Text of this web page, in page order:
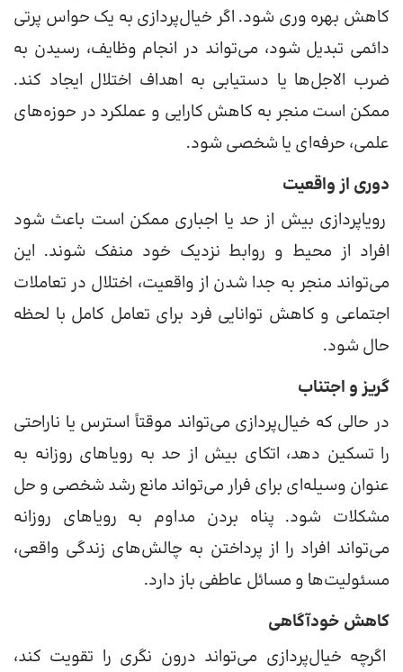
کاهش بهره وری شود. اگر خیال‌پردازی به یک حواس پرتی
دائمی تبدیل شود، می‌تواند در انجام وظایف، رسیدن به
ضرب الاجل‌ها یا دستیابی به اهداف اختلال ایجاد کند.
ممکن است منجر به کاهش کارایی و عملکرد در حوزه‌های
علمی، حرفه‌ای یا شخصی شود.
دوری از واقعیت
رویاپردازی بیش از حد یا اجباری ممکن است باعث شود
افراد از محیط و روابط نزدیک خود منفک شوند. این
می‌تواند منجر به جدا شدن از واقعیت، اختلال در تعاملات
اجتماعی و کاهش توانایی فرد برای تعامل کامل با لحظه
حال شود.
گریز و اجتناب
در حالی که خیال‌پردازی می‌تواند موقتاً استرس یا ناراحتی
را تسکین دهد، اتکای بیش از حد به رویا‌های روزانه به
عنوان وسیله‌ای برای فرار می‌تواند مانع رشد شخصی و حل
مشکلات شود. پناه بردن مداوم به رویا‌های روزانه
می‌تواند افراد را از پرداختن به چالش‌های زندگی واقعی،
مسئولیت‌ها و مسائل عاطفی باز دارد.
کاهش خودآگاهی
اگرچه خیال‌پردازی می‌تواند درون نگری را تقویت کند،